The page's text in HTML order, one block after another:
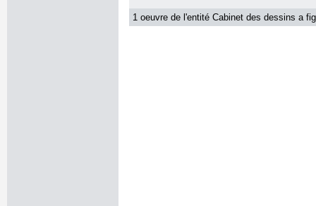
1 oeuvre de l'entité Cabinet des dessins a